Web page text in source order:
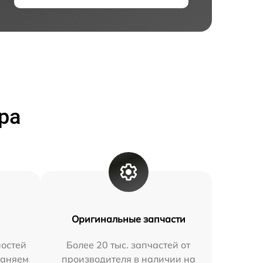
Оригинальные запчасти
Более 20 тыс. запчастей от
производителя в наличии на